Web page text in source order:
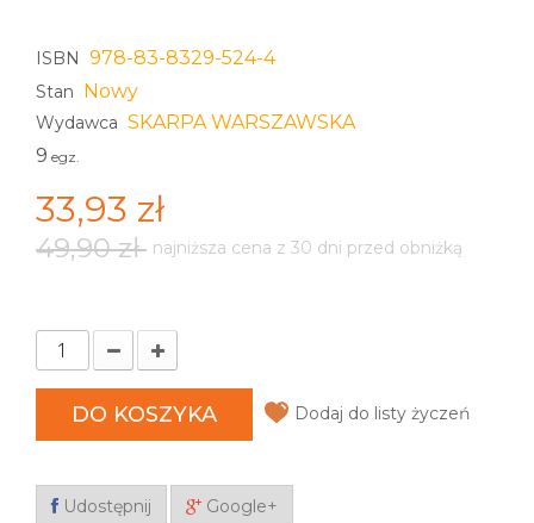
ISBN 978-83-8329-524-4
Stan Nowy
Wydawca SKARPA WARSZAWSKA
9 egz.
33,93 zł
49,90 zł najniższa cena z 30 dni przed obniżką
DO KOSZYKA Dodaj do listy życzeń
Udostępnij Google+